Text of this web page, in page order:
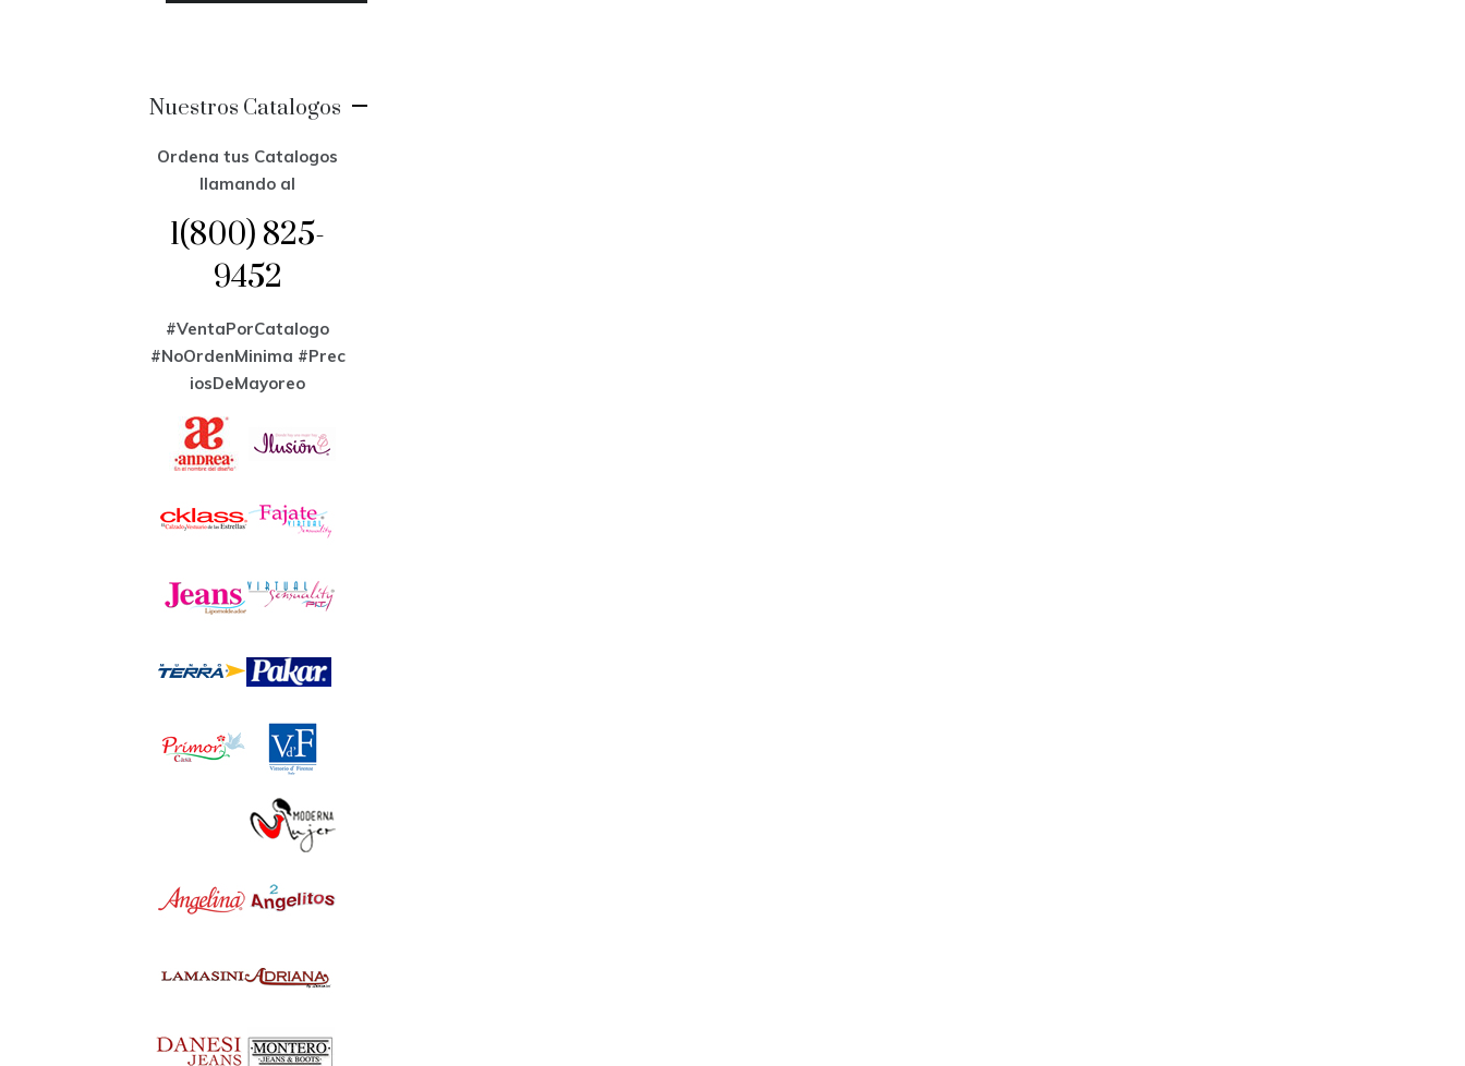
Nuestros Catalogos
Ordena tus Catalogos
llamando al
1(800) 825-
9452
#VentaPorCatalogo
#NoOrdenMinima #Prec
iosDeMayoreo